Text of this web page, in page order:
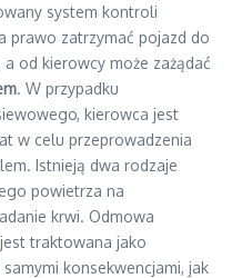
system kontroli
prawo zatrzymać pojazd do
od kierowcy może zażądać
. W przypadku
kierowca jest
w celu przeprowadzenia
Istnieją dwa rodzaje
powietrza na
krwi. Odmowa
traktowana jako
konsekwencjami, jak